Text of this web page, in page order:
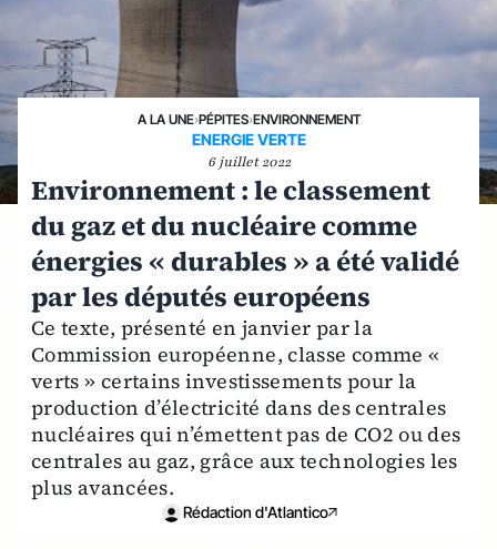
A LA UNE›PÉPITES›ENVIRONNEMENT
ENERGIE VERTE
6 juillet 2022
Environnement : le classement
du gaz et du nucléaire comme
énergies « durables » a été validé
par les députés européens
Ce texte, présenté en janvier par la
Commission européenne, classe comme «
verts » certains investissements pour la
production d’électricité dans des centrales
nucléaires qui n’émettent pas de CO2 ou des
centrales au gaz, grâce aux technologies les
plus avancées.
Rédaction d'Atlantico